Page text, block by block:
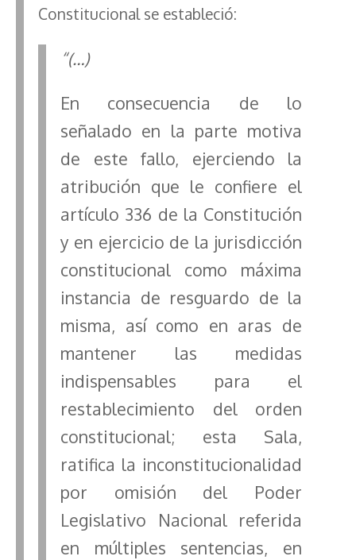
Constitucional se estableció:
“(…)
En consecuencia de lo
señalado en la parte motiva
de este fallo, ejerciendo la
atribución que le confiere el
artículo 336 de la Constitución
y en ejercicio de la jurisdicción
constitucional como máxima
instancia de resguardo de la
misma, así como en aras de
mantener las medidas
indispensables para el
restablecimiento del orden
constitucional; esta Sala,
ratifica la inconstitucionalidad
por omisión del Poder
Legislativo Nacional referida
en múltiples sentencias, en